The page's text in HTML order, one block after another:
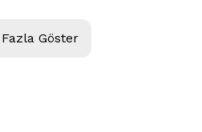
Göster